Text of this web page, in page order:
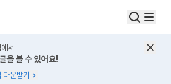
서
을 볼 수 있어요!
운받기